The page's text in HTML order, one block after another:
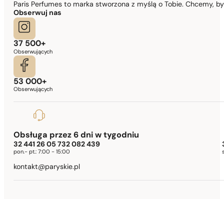
Paris Perfumes to marka stworzona z myślą o Tobie. Chcemy,
Obserwuj nas
37 500+
Obserwujących
53 000+
Obserwujących
Obsługa przez 6 dni w tygodniu
32 441 26 05 732 082 439
pon.- pt.: 7:00 - 15:00
kontakt@paryskie.pl